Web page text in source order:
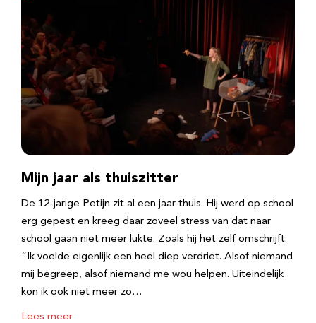
Mijn jaar als thuiszitter
De 12-jarige Petijn zit al een jaar thuis. Hij werd op school
erg gepest en kreeg daar zoveel stress van dat naar
school gaan niet meer lukte. Zoals hij het zelf omschrijft:
“Ik voelde eigenlijk een heel diep verdriet. Alsof niemand
mij begreep, alsof niemand me wou helpen. Uiteindelijk
kon ik ook niet meer zo…
Lees meer